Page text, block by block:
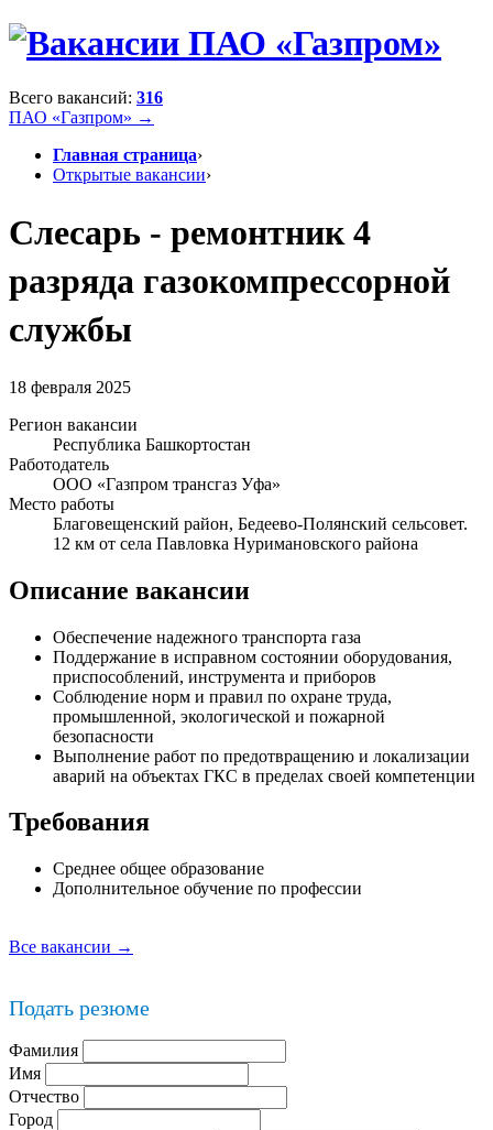
Всего вакансий: 316
ПАО «Газпром» →
Главная страница›
Открытые вакансии›
Слесарь - ремонтник 4
разряда газокомпрессорной
службы
18 февраля 2025
Регион вакансии
Республика Башкортостан
Работодатель
ООО «Газпром трансгаз Уфа»
Место работы
Благовещенский район, Бедеево-Полянский сельсовет.
12 км от села Павловка Нуримановского района
Описание вакансии
Обеспечение надежного транспорта газа
Поддержание в исправном состоянии оборудования,
приспособлений, инструмента и приборов
Соблюдение норм и правил по охране труда,
промышленной, экологической и пожарной
безопасности
Выполнение работ по предотвращению и локализации
аварий на объектах ГКС в пределах своей компетенции
Требования
Среднее общее образование
Дополнительное обучение по профессии
Все вакансии →
Подать резюме
Фамилия
Имя
Отчество
Город